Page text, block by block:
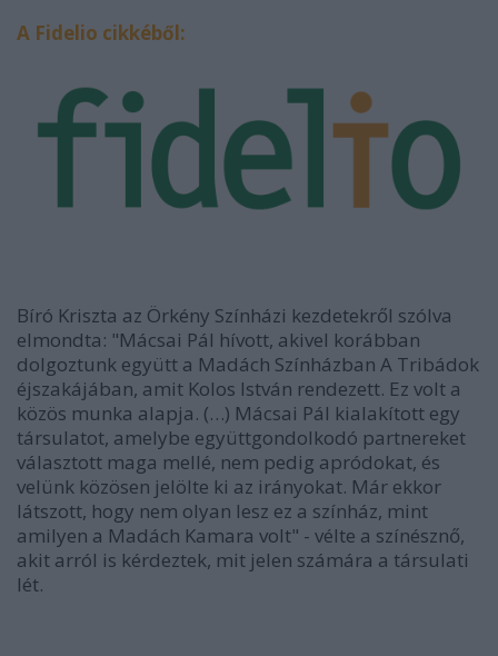
A Fidelio cikkéből:
Bíró Kriszta az Örkény Színházi kezdetekről szólva
elmondta: "Mácsai Pál hívott, akivel korábban
dolgoztunk együtt a Madách Színházban A Tribádok
éjszakájában, amit Kolos István rendezett. Ez volt a
közös munka alapja. (…) Mácsai Pál kialakított egy
társulatot, amelybe együttgondolkodó partnereket
választott maga mellé, nem pedig apródokat, és
velünk közösen jelölte ki az irányokat. Már ekkor
látszott, hogy nem olyan lesz ez a színház, mint
amilyen a Madách Kamara volt" - vélte a színésznő,
akit arról is kérdeztek, mit jelen számára a társulati
lét.